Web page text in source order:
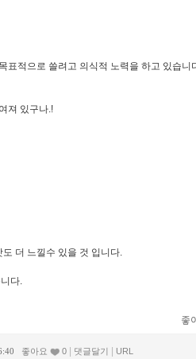
표적으로 쓸려고 의식적 노력을 하고 있습니
져 있구나.!
더 느낄수 있을 것 입니다.
다.
좋
좋아요 0 댓글달기 URL